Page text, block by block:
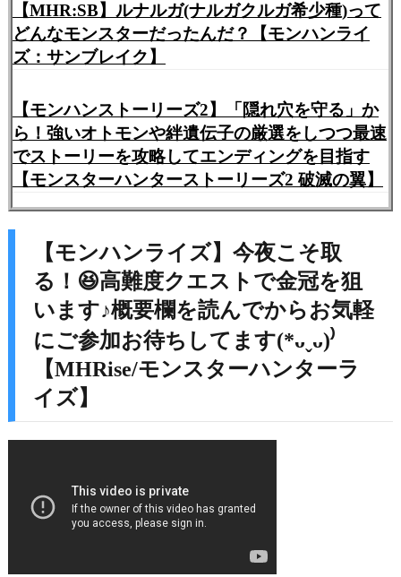
【MHR:SB】ルナルガ(ナルガクルガ希少種)って
どんなモンスターだったんだ？【モンハンライ
ズ：サンブレイク】
【モンハンストーリーズ2】「隠れ穴を守る」か
ら！強いオトモンや絆遺伝子の厳選をしつつ最速
でストーリーを攻略してエンディングを目指す
【モンスターハンターストーリーズ2 破滅の翼】
【モンハンライズ】今夜こそ取
る！😆高難度クエストで金冠を狙
います♪概要欄を読んでからお気軽
にご参加お待ちしてます(*ᴗˬᴗ)⁾
【MHRise/モンスターハンターラ
イズ】